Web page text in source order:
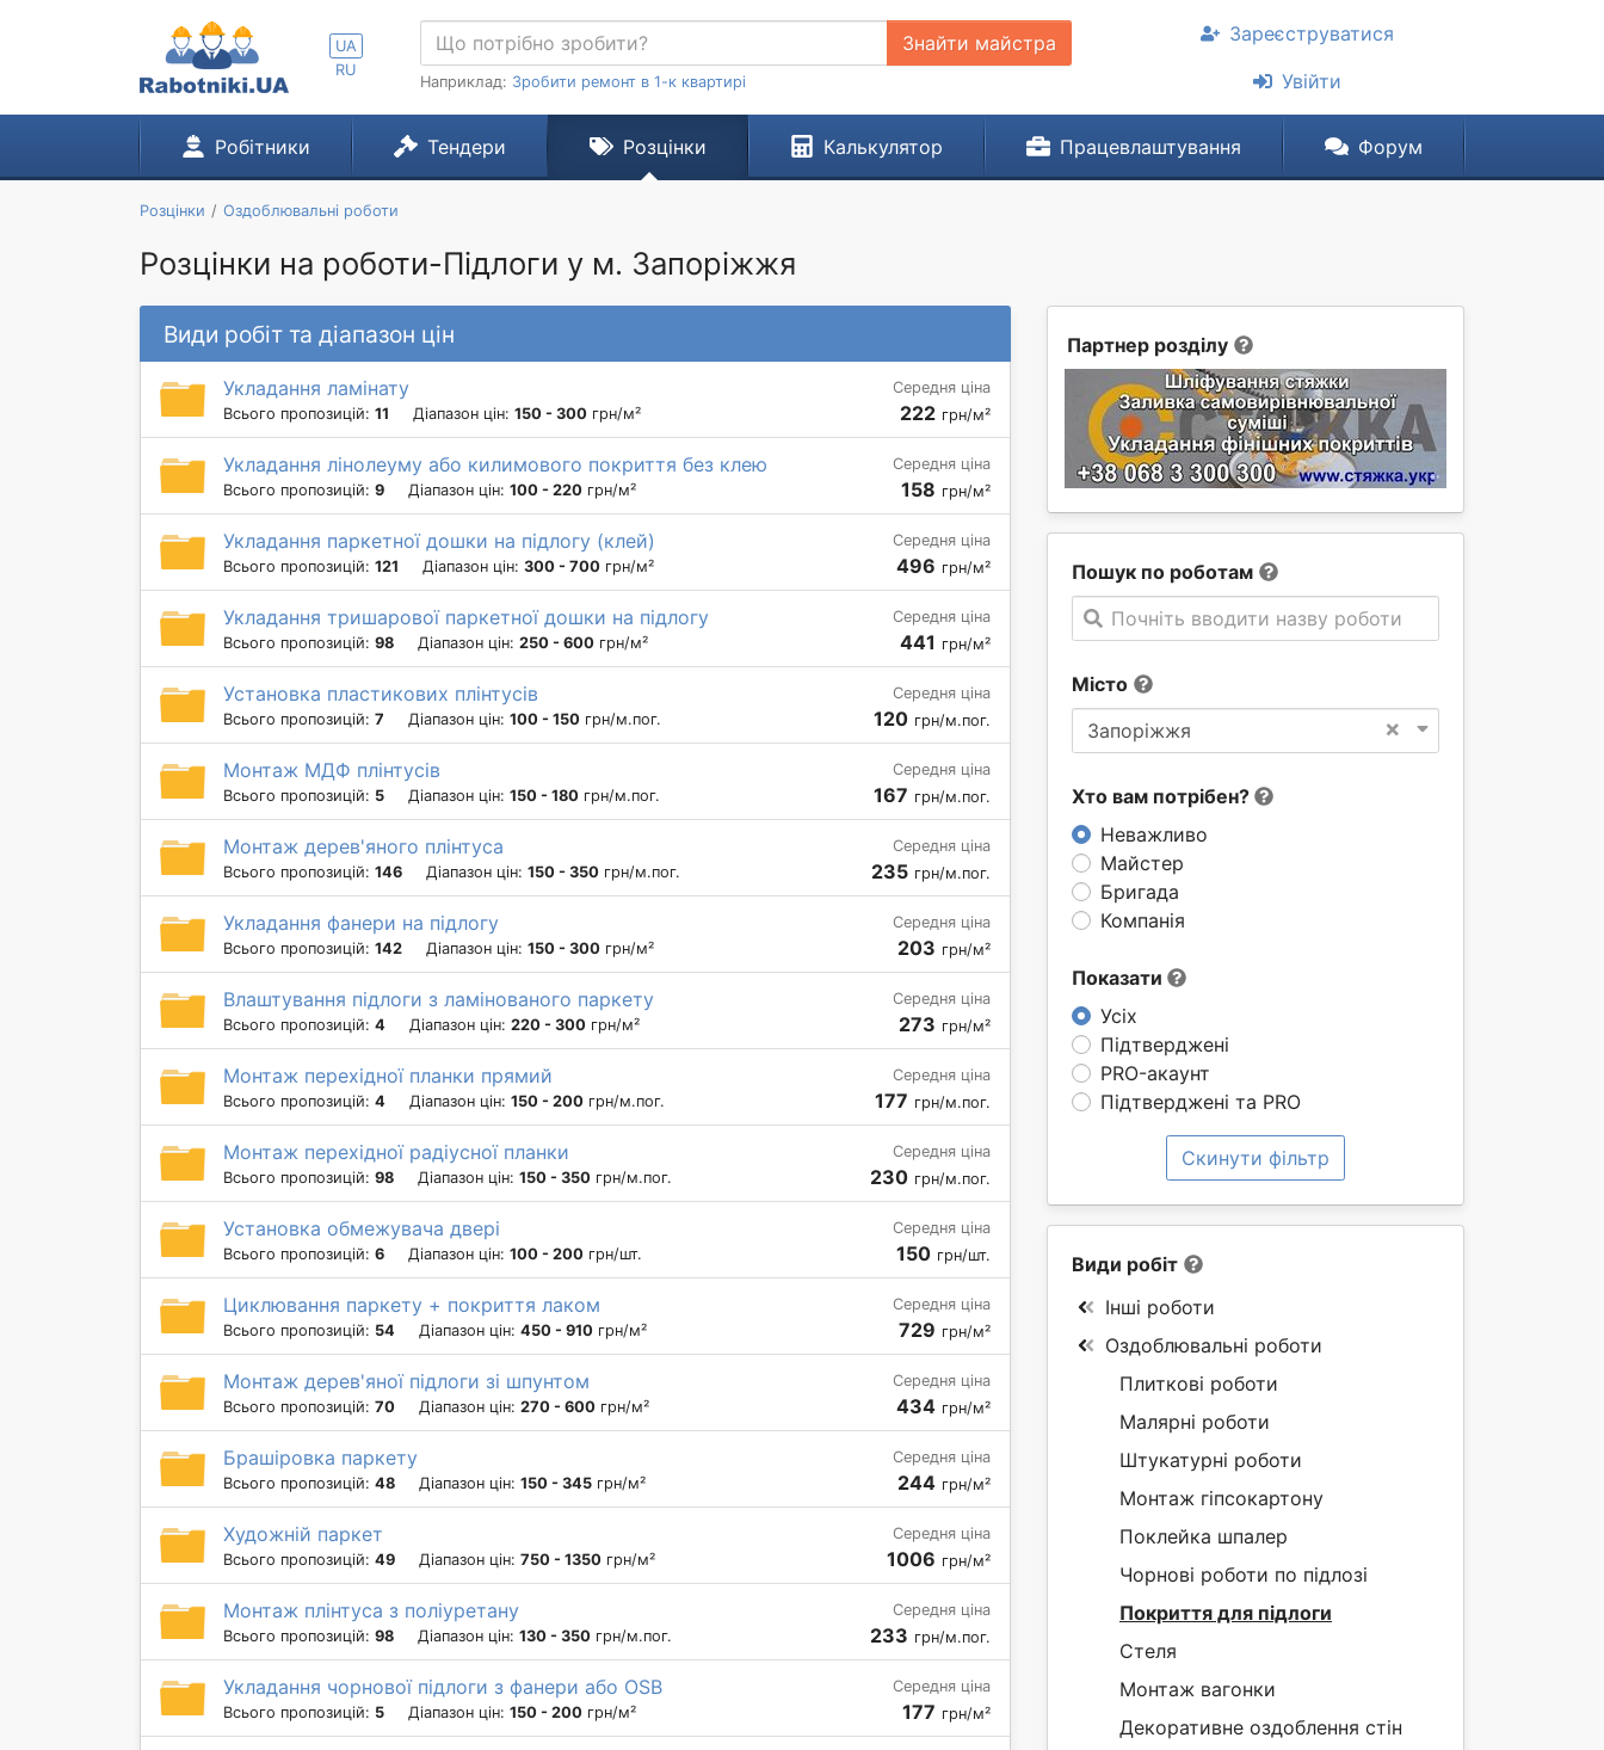
UA
RU
Знайти майстра
Наприклад: Зробити ремонт в 1-к квартирі
Зареєструватися
Увійти
Робітники Тендери Розцінки Калькулятор Працевлаштування Форум
Розцінки Оздоблювальні роботи
Розцінки на роботи-Підлоги у м. Запоріжжя
Партнер розділу
Пошук по роботам
Почніть вводити назву роботи
Місто
×
Запоріжжя
Хто вам потрібен?
Неважливо
Майстер
Бригада
Компанія
Показати
Усіх
Підтверджені
PRO-акаунт
Підтверджені та PRO
Скинути фільтр
Види робіт та діапазон цін
Укладання ламінату
Всього пропозицій: 11 Діапазон цін: 150 - 300 грн/м²
Середня ціна
222 грн/м²
Укладання лінолеуму або килимового покриття без клею
Всього пропозицій: 9 Діапазон цін: 100 - 220 грн/м²
Середня ціна
158 грн/м²
Укладання паркетної дошки на підлогу (клей)
Всього пропозицій: 121 Діапазон цін: 300 - 700 грн/м²
Середня ціна
496 грн/м²
Укладання тришарової паркетної дошки на підлогу
Всього пропозицій: 98 Діапазон цін: 250 - 600 грн/м²
Середня ціна
441 грн/м²
Установка пластикових плінтусів
Всього пропозицій: 7 Діапазон цін: 100 - 150 грн/м.пог.
Середня ціна
120 грн/м.пог.
Монтаж МДФ плінтусів
Всього пропозицій: 5 Діапазон цін: 150 - 180 грн/м.пог.
Середня ціна
167 грн/м.пог.
Монтаж дерев'яного плінтуса
Всього пропозицій: 146 Діапазон цін: 150 - 350 грн/м.пог.
Середня ціна
235 грн/м.пог.
Укладання фанери на підлогу
Всього пропозицій: 142 Діапазон цін: 150 - 300 грн/м²
Середня ціна
203 грн/м²
Влаштування підлоги з ламінованого паркету
Всього пропозицій: 4 Діапазон цін: 220 - 300 грн/м²
Середня ціна
273 грн/м²
Монтаж перехідної планки прямий
Всього пропозицій: 4 Діапазон цін: 150 - 200 грн/м.пог.
Середня ціна
177 грн/м.пог.
Монтаж перехідної радіусної планки
Всього пропозицій: 98 Діапазон цін: 150 - 350 грн/м.пог.
Середня ціна
230 грн/м.пог.
Установка обмежувача двері
Всього пропозицій: 6 Діапазон цін: 100 - 200 грн/шт.
Середня ціна
150 грн/шт.
Циклювання паркету + покриття лаком
Всього пропозицій: 54 Діапазон цін: 450 - 910 грн/м²
Середня ціна
729 грн/м²
Монтаж дерев'яної підлоги зі шпунтом
Всього пропозицій: 70 Діапазон цін: 270 - 600 грн/м²
Середня ціна
434 грн/м²
Брашіровка паркету
Всього пропозицій: 48 Діапазон цін: 150 - 345 грн/м²
Середня ціна
244 грн/м²
Художній паркет
Всього пропозицій: 49 Діапазон цін: 750 - 1350 грн/м²
Середня ціна
1006 грн/м²
Монтаж плінтуса з поліуретану
Всього пропозицій: 98 Діапазон цін: 130 - 350 грн/м.пог.
Середня ціна
233 грн/м.пог.
Укладання чорнової підлоги з фанери або OSB
Всього пропозицій: 5 Діапазон цін: 150 - 200 грн/м²
Середня ціна
177 грн/м²
Види робіт
Інші роботи
Оздоблювальні роботи
Плиткові роботи
Малярні роботи
Штукатурні роботи
Монтаж гіпсокартону
Поклейка шпалер
Чорнові роботи по підлозі
Покриття для підлоги
Стеля
Монтаж вагонки
Декоративне оздоблення стін